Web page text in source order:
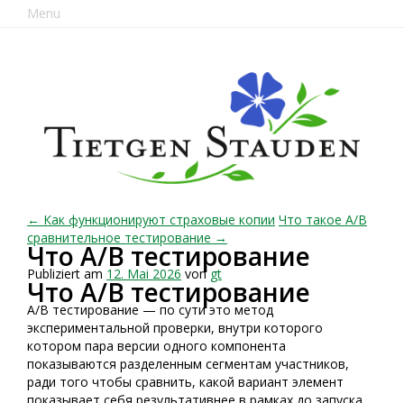
Menu
← Как функционируют страховые копии Что такое A/B
сравнительное тестирование →
Что A/B тестирование
Publiziert am 12. Mai 2026 von gt
Что A/B тестирование
A/B тестирование — по сути это метод
экспериментальной проверки, внутри которого
котором пара версии одного компонента
показываются разделенным сегментам участников,
ради того чтобы сравнить, какой вариант элемент
показывает себя результативнее в рамках до запуска